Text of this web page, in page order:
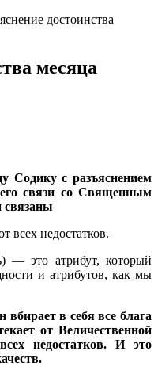
достоинства
месяца
Содику c разъяснением
связи со Священным
связаны
всех недостатков.
— это атрибут, который
и атрибутов, как мы
в себя все блага
от Величественной
недостатков. И это